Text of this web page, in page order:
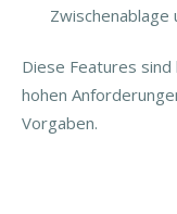
Diese Features
hohen
Vorgaben.